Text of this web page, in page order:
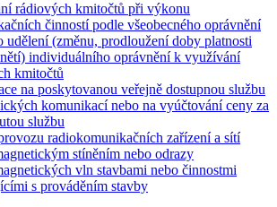
rádiových kmitočtů při výkonu
činností podle všeobecného oprávnění
udělení (změnu, prodloužení doby platnosti
individuálního oprávnění k využívání
kmitočtů
na poskytovanou veřejně dostupnou službu
komunikací nebo na vyúčtování ceny za
službu
radiokomunikačních zařízení a sítí
stíněním nebo odrazy
vln stavbami nebo činnostmi
s prováděním stavby